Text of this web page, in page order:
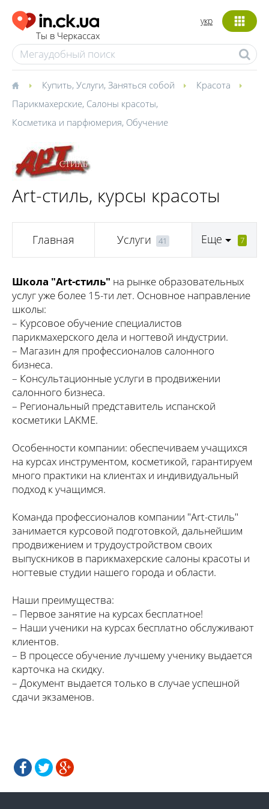
Ты в Черкассах
укр
Купить, Услуги, Заняться собой
Красота
Парикмахерские, Салоны красоты,
Косметика и парфюмерия, Обучение
Art-стиль, курсы красоты
Главная Услуги 41 Еще 7
Школа "Art-стиль" на рынке образовательных
услуг уже более 15-ти лет. Основное направление
школы:
– Курсовое обучение специалистов
парикмахерского дела и ногтевой индустрии.
– Магазин для профессионалов салонного
бизнеса.
– Консультационные услуги в продвижении
салонного бизнеса.
– Региональный представитель испанской
косметики LAKME.
Особенности компании: обеспечиваем учащихся
на курсах инструментом, косметикой, гарантируем
много практики на клиентах и индивидуальный
подход к учащимся.
Команда профессионалов компании "Art-стиль"
занимается курсовой подготовкой, дальнейшим
продвижением и трудоустройством своих
выпускников в парикмахерские салоны красоты и
ногтевые студии нашего города и области.
Наши преимущества:
– Первое занятие на курсах бесплатное!
– Наши ученики на курсах бесплатно обслуживают
клиентов.
– В процессе обучение лучшему ученику выдается
карточка на скидку.
– Документ выдается только в случае успешной
сдачи экзаменов.